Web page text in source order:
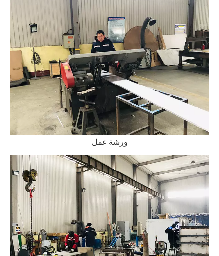
ورشة عمل